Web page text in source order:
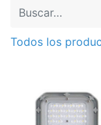
Todos los